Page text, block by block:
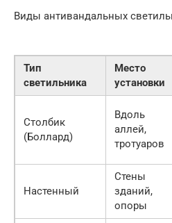
Виды антивандальных
Тип
светильника
Место
установки
Столбик
(Боллард)
Вдоль
аллей,
тротуаров
Настенный
Стены
зданий,
опоры